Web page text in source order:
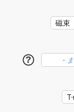
?